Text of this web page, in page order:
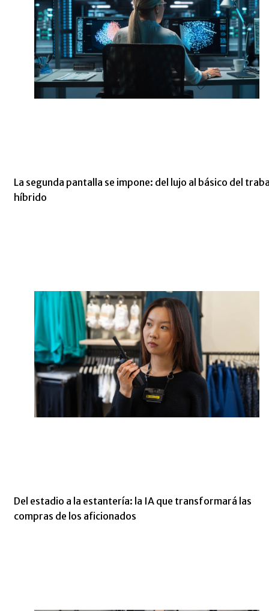
La segunda pantalla se impone: del lujo al básico del
híbrido
Del estadio a la estantería: la IA que transformará las
compras de los aficionados